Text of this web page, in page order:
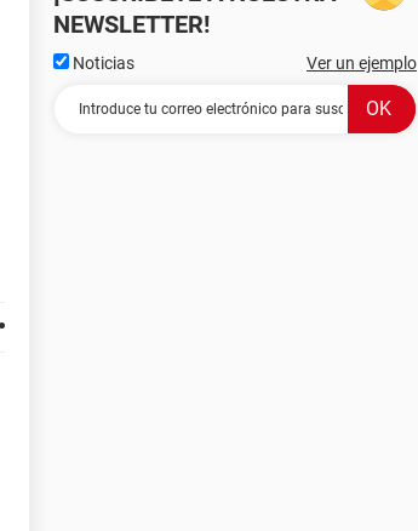
NEWSLETTER!
Noticias Ver un ejemplo